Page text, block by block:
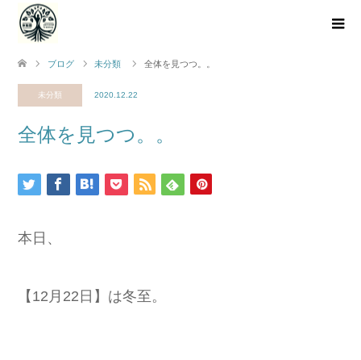
ブログ 未分類 全体を見つつ。。
未分類 2020.12.22
全体を見つつ。。
本日、
【12月22日】は冬至。